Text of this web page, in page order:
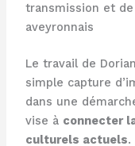
transmission et
aveyronnais
Le travail de
simple capture
dans une
vise à connecter
culturels actuels.